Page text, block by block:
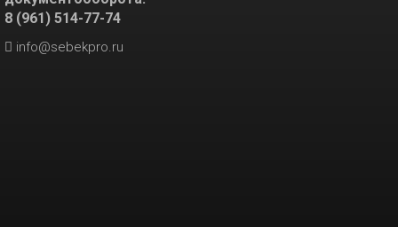
8 (961) 514-77-74
info@sebekpro.ru